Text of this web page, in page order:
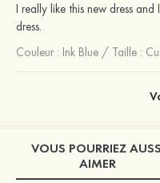
I really like this new dress
dress.
Couleur : Ink Blue / Taille :
VOUS POURRIEZ
AIMER